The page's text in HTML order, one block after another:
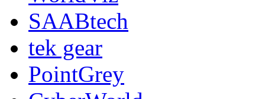
SAABtech
tek gear
PointGrey